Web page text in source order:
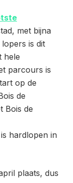
met bijna
is dit
hele
parcours is
op de
de
Bois de
hardlopen in
plaats, dus